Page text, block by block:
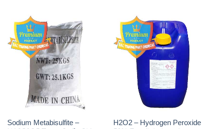
Sodium Metabisulfite –
H2O2 – Hydrogen Peroxide